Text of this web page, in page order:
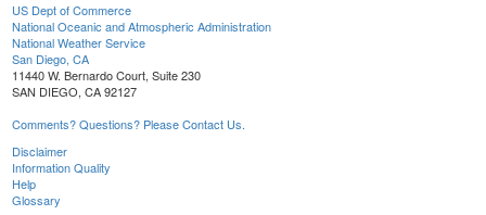
US Dept of Commerce
National Oceanic and Atmospheric Administration
National Weather Service
San Diego, CA
11440 W. Bernardo Court, Suite 230
SAN DIEGO, CA 92127
Comments? Questions? Please Contact Us.
Disclaimer
Information Quality
Help
Glossary